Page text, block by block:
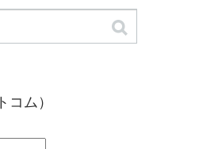
コム）